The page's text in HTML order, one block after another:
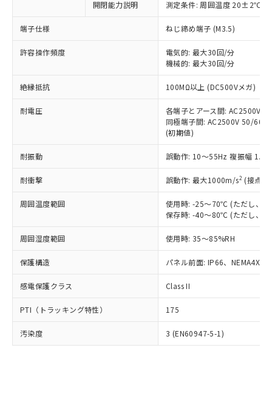
開閉能力説明 測定条件: 周囲温度 20±2℃、
端子仕様 ねじ締め端子 (M3.5)
許容操作頻度
電気的: 最大30回/分
機械的: 最大30回/分
絶縁抵抗 100MΩ以上 (DC500Vメガ)
耐電圧
各端子とアース間: AC2500V
同極端子間: AC2500V 50/
(初期値)
耐振動 誤動作: 10～55Hz 複振幅
耐衝撃 誤動作: 最大1000m/s2 (接点
周囲温度範囲
使用時: -25～70℃ (ただし、氷
保存時: -40～80℃ (ただし、氷
周囲湿度範囲 使用時: 35～85%RH
保護構造 パネル前面: IP66、NEMA4X,
感電保護クラス Class II
PTI（トラッキング特性） 175
汚染度 3 (EN60947-5-1)
以下の条件をお読みいただき、同意のうえ
ご利用ください。
本サービスは、当社制御機器事業取扱
商品の当社在庫状況および標準価格
(税抜)を提供させていただくもので
当社制御機器事業取扱商品の中には、
本サービスの対象外となる商品もある
ことをご了承ください。
在庫状況および標準価格照会結果は、
記載している更新日時点での社内デー
タに基づき作成されるものであり、閲
覧された時点での実際の在庫および標
準価格とは異なる場合があることをご
正式な納期状況および標準価格はお客
様のお取引先、またはお客様担当のオ
ムロン制御機器販売店・当社販売員に
オムロン制御機器販売店や当社販売拠
点は「
販売ネットワーク
」をご確認
在庫状況および標準価格結果を当社の
事前の承諾なく第三者に漏洩または開
示しないようお願いします。
マイパーツ機能（部品リスト作成サー
対応予定なし：EU RoHS指令（10物質）の
非含有に非対応の商品で、対応品を出す予
定はありません。
非含有の対応状況を調査中または確認中の
非該当品：ライセンス料など無形物で、有
害物質有無と関係のない商品です。
仕入先様の事情により、非含有部品として
いたものが、含有品と判明した場合などや
むを得ず変更することがあります。
鉛(Pb) 1000ppm以下、 水銀(Hg) 1000ppm以下、 カド
(PBDE) 1000ppm以下、フタル酸ビス(2-エチルヘキシ
ル) (DEHP)(別名：DOP) 1000ppm以下、フタル酸ブチ
ルベンジル（BBP） 1000ppm以下、フタル酸ジブチル
（DBP） 1000ppm以下、フタル酸ジイソブチル
(DIBP) 1000ppm以下
但し、RoHS指令で産業用監視および制御機器に対する
適用除外項目は除く。
※2 対応予定月
部品在庫の切り替え状況などにより、予定
※1 中国RoHS○×表
「○」：最大均質材料含有率が中国RoHSの
基準値以下であることを示します。
「×」：最大均質材料含有率が中国RoHSの
基準値を超えていることを示します。
「－」：未確認です。当社販売部門へお問
*中国RoHS10物質の基準値 (GB/T26572)：
Pb(鉛) :1000ppm、 Hg(水銀) : 1000ppm、 Cd(カドミウ
Cr(Ⅵ)(六価クロム) : 1000ppm、 PBBs(ポリ臭化ビフェ
ニル類) : 1000ppm、 PBDEs(ポリ臭化ジフェニルエーテ
DBP(フタル酸ジブチル) : 1000ppm、 DIBP(フタル酸ジ
イソブチル) : 1000ppm、 BBP(フタル酸ブチルベンジ
ル) : 1000ppm、
DEHP(フタル酸ビス(2-エチルヘキシル)) : 1000ppm
※2 環境保護使用期限
「ｅ」：有害物質（10物質）のすべてが基
「10」：通常の使用状況下において有害物
当社は、これら貴社製品のうち、外国
為替および外国貿易法に定める商品
（以下｢規制貨物等」という）を輸出
または国外への提供する場合は、日本
国政府の輸出許可(または役務取引許
当社は規制貨物を破棄する場合は、完
全に破砕するなど、違法に輸出されな
いよう必要な手段を講じます。
当社は貴社製品を、核兵器、ミサイ
ル、化学兵器、生物兵器またはその他
武器並びにこれらの製造装置等に一切
使用いたしません。
当社は、貴社製品を第三者に販売する
場合は、上記1、2および3の内容を当
該第三者に通知します。また当社は、
販売先および販売に係わる関係者が違
○ 一定数以上の在庫あり
△ 一定数には満たないが在庫あり
在庫なし(最新の在庫状況につ
たはお客様担当のオムロン制御
機器販売店・当社販売員にご確
空
受注生産機種、また在庫状況の